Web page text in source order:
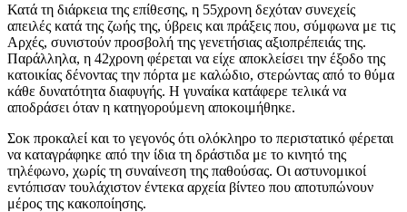
Κατά τη διάρκεια της επίθεσης, η 55χρονη δεχόταν συνεχείς
απειλές κατά της ζωής της, ύβρεις και πράξεις που, σύμφωνα με τις
Αρχές, συνιστούν προσβολή της γενετήσιας αξιοπρέπειάς της.
Παράλληλα, η 42χρονη φέρεται να είχε αποκλείσει την έξοδο της
κατοικίας δένοντας την πόρτα με καλώδιο, στερώντας από το θύμα
κάθε δυνατότητα διαφυγής. Η γυναίκα κατάφερε τελικά να
αποδράσει όταν η κατηγορούμενη αποκοιμήθηκε.
Σοκ προκαλεί και το γεγονός ότι ολόκληρο το περιστατικό φέρεται
να καταγράφηκε από την ίδια τη δράστιδα με το κινητό της
τηλέφωνο, χωρίς τη συναίνεση της παθούσας. Οι αστυνομικοί
εντόπισαν τουλάχιστον έντεκα αρχεία βίντεο που αποτυπώνουν
μέρος της κακοποίησης.